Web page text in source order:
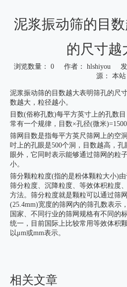
泥浆振动筛的目
的尺寸越
浏览数量： 0作者： hlshiyou 发
源： 本站
泥浆振动筛的目数越大表明筛孔的尺
数越大，粒径越小。
目数(俗称孔数)每平方英寸上的孔数
常有一个规律，目数×孔径(微米
筛网目数是指每平方英尺筛网上的空
吋上的孔眼是500个洞，目数越高，
眼外，它同时表示能够通过筛网的粒
小。
筛分颗粒粒度(指的是粉体颗粒大小)
筛分粒度、沉降粒度、等效体积粒度
方法。筛分粒度就是颗粒可以通过筛
(25.4mm)宽度的筛网内的筛孔数表示
国家、不同行业的筛网规格有不同的
统一，目前国际上比较常用等效体积
以μm或mm表示。
相关文章